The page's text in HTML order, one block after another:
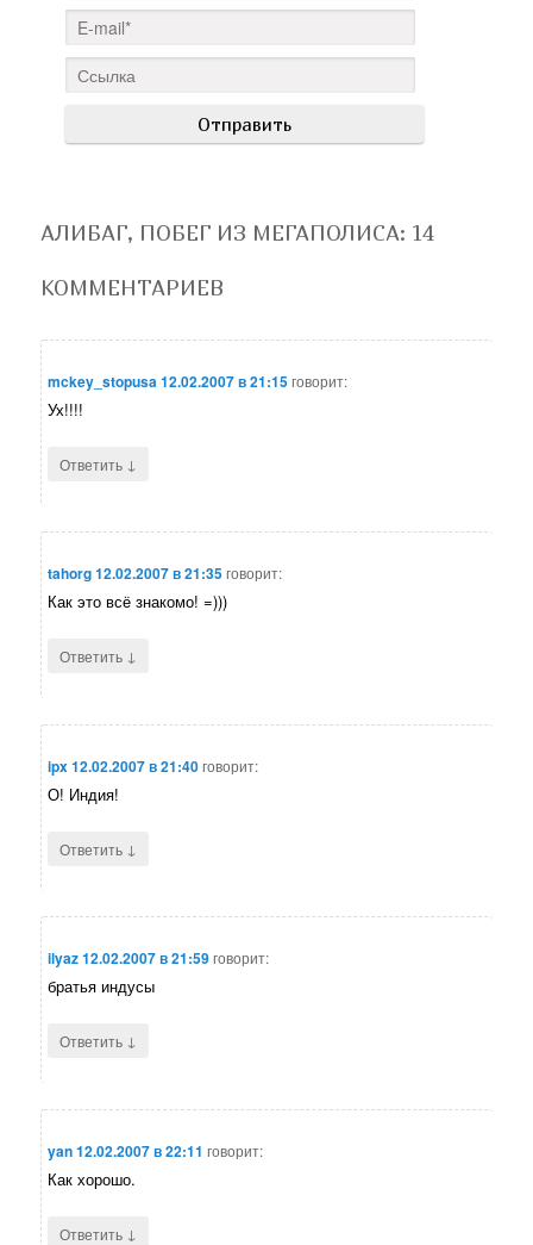
АЛИБАГ, ПОБЕГ ИЗ МЕГАПОЛИСА: 14
КОММЕНТАРИЕВ
mckey_stopusa12.02.2007 в 21:15говорит:
Ух!!!!
Ответить ↓
tahorg12.02.2007 в 21:35говорит:
Как это всё знакомо! =)))
Ответить ↓
ipx12.02.2007 в 21:40говорит:
О! Индия!
Ответить ↓
ilyaz12.02.2007 в 21:59говорит:
братья индусы
Ответить ↓
yan12.02.2007 в 22:11 говорит:
Как хорошо.
Ответить ↓